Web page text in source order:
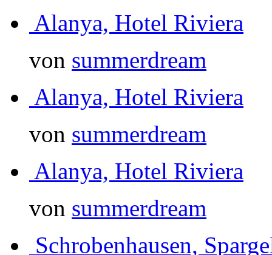
Alanya, Hotel Riviera
von summerdream
Alanya, Hotel Riviera
von summerdream
Alanya, Hotel Riviera
von summerdream
Schrobenhausen,